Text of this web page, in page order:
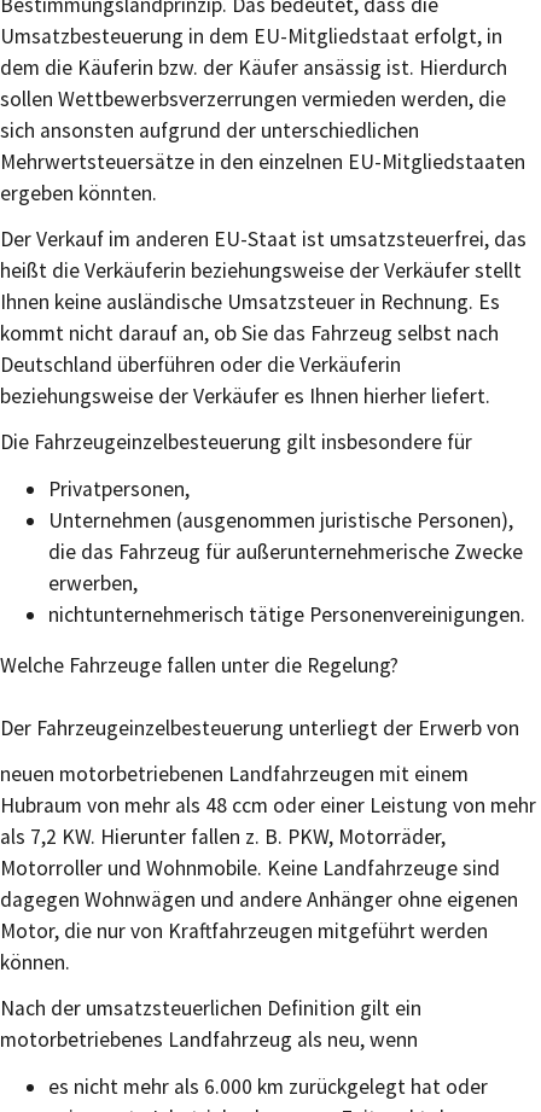
Umsatzbesteuerung in dem EU-Mitgliedstaat erfolgt, in
dem die Käuferin bzw. der Käufer ansässig ist. Hierdurch
sollen Wettbewerbsverzerrungen vermieden werden, die
sich ansonsten aufgrund der unterschiedlichen
Mehrwertsteuersätze in den einzelnen EU-Mitgliedstaaten
ergeben könnten.
Der Verkauf im anderen EU-Staat ist umsatzsteuerfrei, das
heißt die Verkäuferin beziehungsweise der Verkäufer stellt
Ihnen keine ausländische Umsatzsteuer in Rechnung. Es
kommt nicht darauf an, ob Sie das Fahrzeug selbst nach
Deutschland überführen oder die Verkäuferin
beziehungsweise der Verkäufer es Ihnen hierher liefert.
Die Fahrzeugeinzelbesteuerung gilt insbesondere für
Privatpersonen,
Unternehmen (ausgenommen juristische Personen),
die das Fahrzeug für außerunternehmerische Zwecke
erwerben,
nichtunternehmerisch tätige Personenvereinigungen.
Welche Fahrzeuge fallen unter die Regelung?
Der Fahrzeugeinzelbesteuerung unterliegt der Erwerb von
neuen motorbetriebenen Landfahrzeugen mit einem
Hubraum von mehr als 48 ccm oder einer Leistung von mehr
als 7,2 KW. Hierunter fallen z. B. PKW, Motorräder,
Motorroller und Wohnmobile. Keine Landfahrzeuge sind
dagegen Wohnwägen und andere Anhänger ohne eigenen
Motor, die nur von Kraftfahrzeugen mitgeführt werden
können.
Nach der umsatzsteuerlichen Definition gilt ein
motorbetriebenes Landfahrzeug als neu, wenn
es nicht mehr als 6.000 km zurückgelegt hat oder